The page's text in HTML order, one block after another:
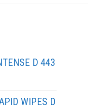
D 443
WIPES D